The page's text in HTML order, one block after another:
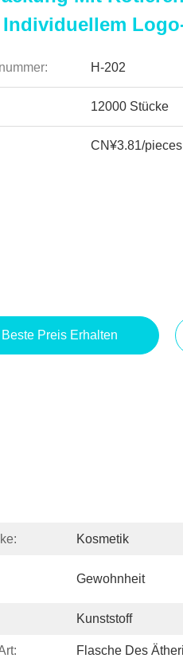
Individuellem
H-202
12000 Stücke
CN¥3.81/
Beste Preis Erhalten
Kosmetik
Gewohnheit
Kunststoff
Flasche Des